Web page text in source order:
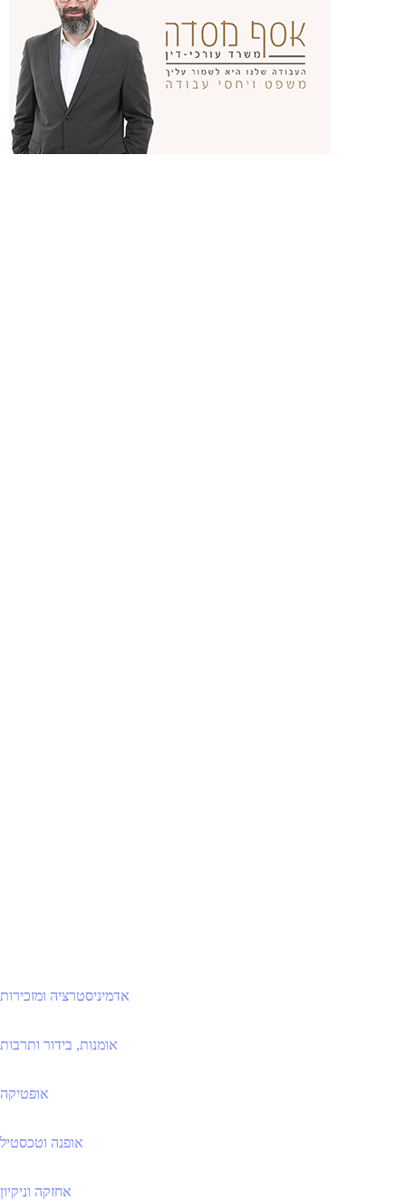
אדמיניסטרציה ומזכירות
אומנות, בידור ותרבות
אופטיקה
אופנה וטכסטיל
אחזקה וניקיון